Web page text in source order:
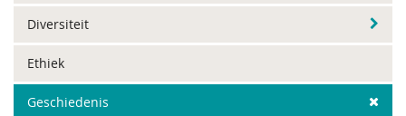
Diversiteit
Ethiek
Geschiedenis